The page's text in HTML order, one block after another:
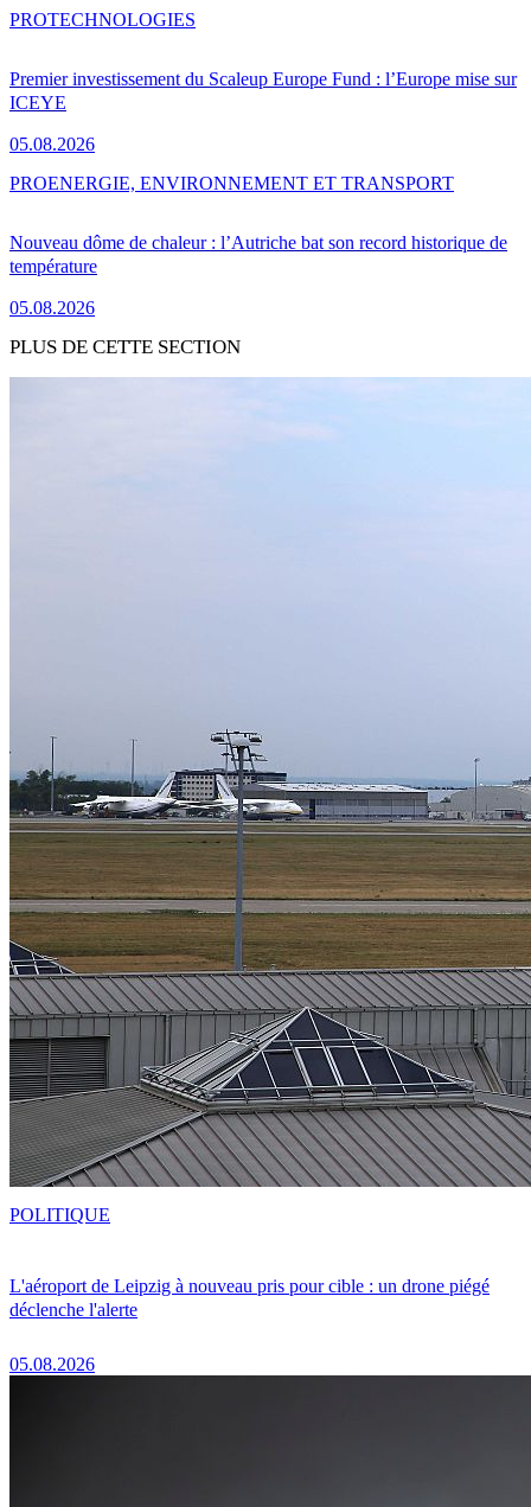
Premier investissement du Scaleup Europe Fund : l’Europe mise sur
ICEYE
05.08.2026
PROTECHNOLOGIES
Nouveau dôme de chaleur : l’Autriche bat son record historique de
température
05.08.2026
PROENERGIE, ENVIRONNEMENT ET TRANSPORT
PLUS DE CETTE SECTION
L'aéroport de Leipzig à nouveau pris pour cible : un drone piégé
déclenche l'alerte
05.08.2026
POLITIQUE